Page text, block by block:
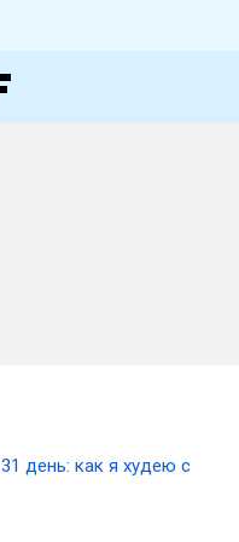
день: как я худею с